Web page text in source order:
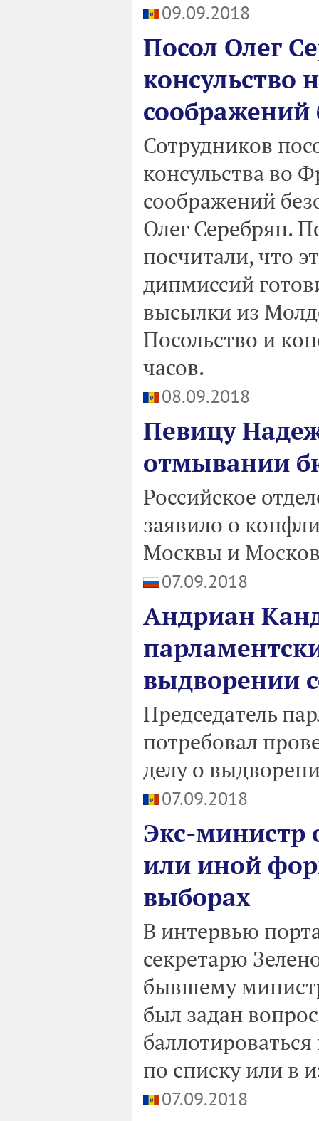
09.09.2018
Посол Олег
консульство
соображений
Сотрудников
консульства во
соображений
Олег Серебрян.
посчитали, что
дипмиссий
высылки из
Посольство и
часов.
08.09.2018
Певицу
отмывании
Российское
заявило о
Москвы и
07.09.2018
Андриан
выдворении
Председатель
потребовал
делу о
07.09.2018
Экс-министр
или иной
выборах
В интервью
секретарю
бывшему
был задан
по списку или в
07.09.2018